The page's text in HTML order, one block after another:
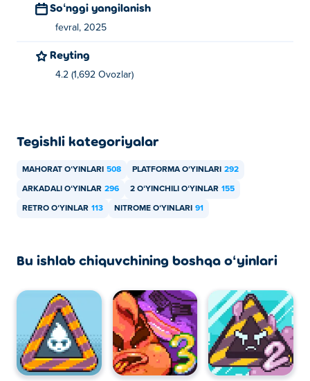
Soʻnggi yangilanish
fevral, 2025
Reyting
4.2 (1,692 Ovozlar)
Tegishli kategoriyalar
MAHORAT OʻYINLARI 508 PLATFORMA OʻYINLARI 292
ARKADALI OʻYINLAR 296 2 OʻYINCHILI OʻYINLAR 155
RETRO OʻYINLAR 113 NITROME OʻYINLARI 91
Bu ishlab chiquvchining boshqa oʻyinlari